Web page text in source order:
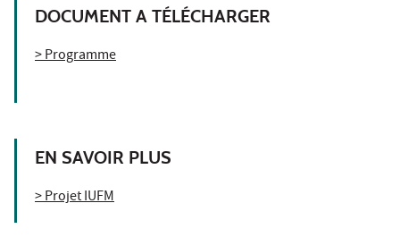
DOCUMENT A TÉLÉCHARGER
> Programme
EN SAVOIR PLUS
> Projet IUFM